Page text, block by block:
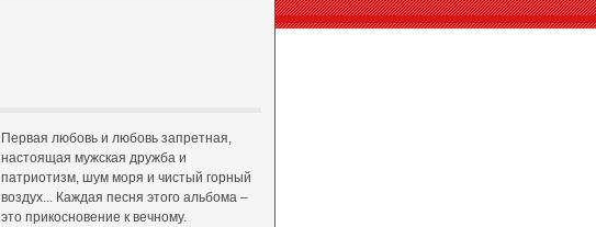
Первая любовь и любовь запретная,
настоящая мужская дружба и
патриотизм, шум моря и чистый горный
воздух... Каждая песня этого альбома –
это прикосновение к вечному.